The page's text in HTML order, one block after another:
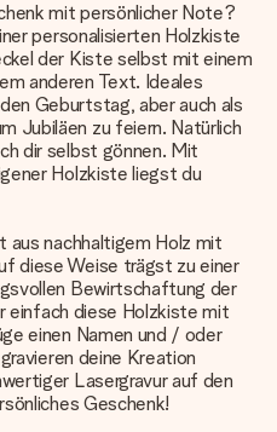
mit persönlicher Note?
personalisierten Holzkiste
der Kiste selbst mit einem
anderen Text. Ideales
Geburtstag, aber auch als
Jubiläen zu feiern. Natürlich
dir selbst gönnen. Mit
Holzkiste liegst du
nachhaltigem Holz mit
diese Weise trägst zu einer
Bewirtschaftung der
einfach diese Holzkiste mit
einen Namen und / oder
deine Kreation
Lasergravur auf den
Geschenk!